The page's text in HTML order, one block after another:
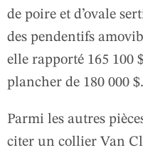
de poire et d’ovale
des pendentifs
elle rapporté 165 100
plancher de 180 000 $.
Parmi les autres
citer un collier Van